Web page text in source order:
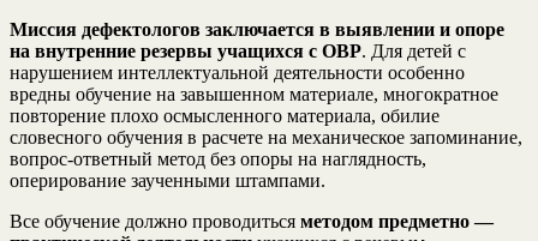
Миссия дефектологов заключается в выявлении и опоре
на внутренние резервы учащихся с ОВР. Для детей с
нарушением интеллектуальной деятельности особенно
вредны обучение на завышенном материале, многократное
повторение плохо осмысленного материала, обилие
словесного обучения в расчете на механическое запоминание,
вопрос-ответный метод без опоры на наглядность,
оперирование заученными штампами.
Все обучение должно проводиться методом предметно —